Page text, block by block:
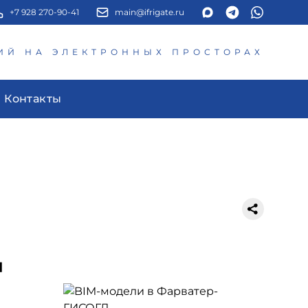
+7 928 270-90-41 main@ifrigate.ru
НА ЭЛЕКТРОННЫХ ПРОСТОРАХ
Контакты